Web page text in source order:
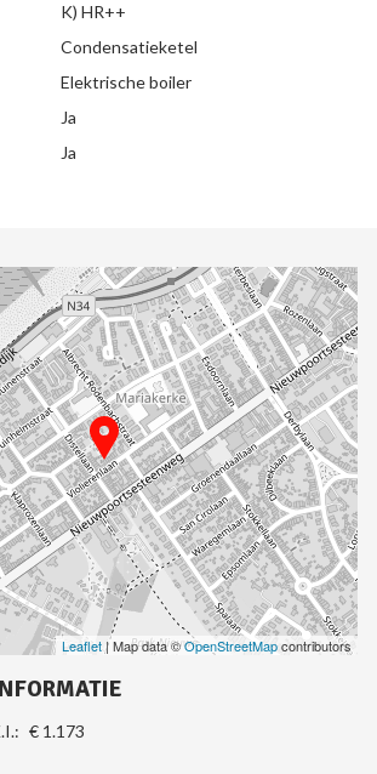
K) HR++
Condensatieketel
Elektrische boiler
Ja
Ja
Leaflet| Map data ©OpenStreetMapcontributors
€ 1.173